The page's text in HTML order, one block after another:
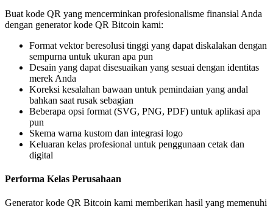
Buat kode QR yang mencerminkan profesionalisme finansial Anda
dengan generator kode QR Bitcoin kami:
Format vektor beresolusi tinggi yang dapat diskalakan dengan
sempurna untuk ukuran apa pun
Desain yang dapat disesuaikan yang sesuai dengan identitas
merek Anda
Koreksi kesalahan bawaan untuk pemindaian yang andal
bahkan saat rusak sebagian
Beberapa opsi format (SVG, PNG, PDF) untuk aplikasi apa
pun
Skema warna kustom dan integrasi logo
Keluaran kelas profesional untuk penggunaan cetak dan
digital
Performa Kelas Perusahaan
Generator kode QR Bitcoin kami memberikan hasil yang memenuhi